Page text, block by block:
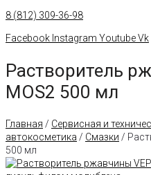
8 (812) 309-36-98
Facebook Instagram YoutubeVk
Растворитель
MOS2 500 мл
Главная / Сервисная и
автокосметика / Смазки /
500 мл